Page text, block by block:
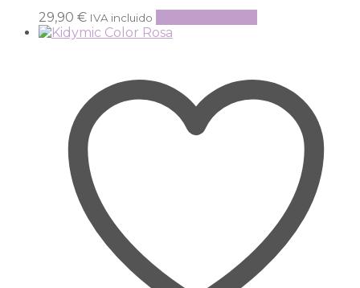
29,90 € IVA incluido